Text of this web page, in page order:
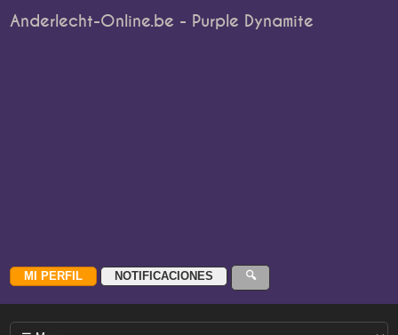
Anderlecht-Online.be - Purple Dynamite